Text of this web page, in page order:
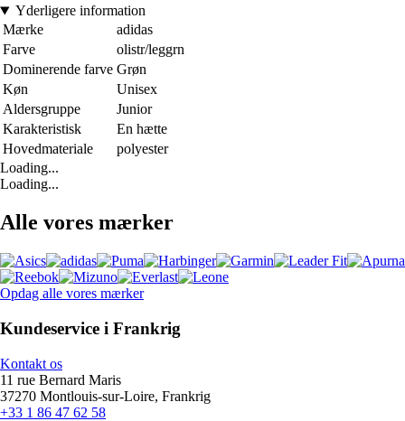
Yderligere information
Mærke
adidas
Farve
olistr/leggrn
Dominerende farve Grøn
Køn
Unisex
Aldersgruppe
Junior
Karakteristisk
En hætte
Hovedmateriale
polyester
Loading...
Loading...
Alle vores mærker
Opdag alle vores mærker
Kundeservice i Frankrig
Kontakt os
11 rue Bernard Maris
37270 Montlouis-sur-Loire, Frankrig
+33 1 86 47 62 58